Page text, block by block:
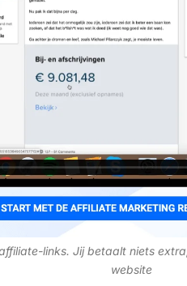
links. Jij betaalt niets
website